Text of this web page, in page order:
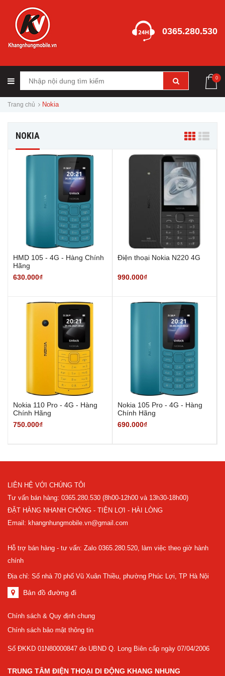
0365.280.530
0
Trang chủ Nokia
NOKIA
HMD 105 - 4G - Hàng Chính
Hãng
630.000₫
Điện thoại Nokia N220 4G
990.000₫
Nokia 110 Pro - 4G - Hàng
Chính Hãng
750.000₫
Nokia 105 Pro - 4G - Hàng
Chính Hãng
690.000₫
LIÊN HỆ VỚI CHÚNG TÔI
Tư vấn bán hàng: 0365.280.530 (8h00-12h00 và 13h30-18h00)
ĐẶT HÀNG NHANH CHÓNG - TIỆN LỢI - HÀI LÒNG
Email: khangnhungmobile.vn@gmail.com
Hỗ trợ bán hàng - tư vấn: Zalo 0365.280.520, làm việc theo giờ hành
chính
Địa chỉ: Số nhà 70 phố Vũ Xuân Thiều, phường Phúc Lợi, TP Hà Nội
Bản đồ đường đi
Chính sách & Quy định chung
Chính sách bảo mật thông tin
Số ĐKKD 01N80000847 do UBND Q. Long Biên cấp ngày 07/04/2006
TRUNG TÂM ĐIỆN THOẠI DI ĐỘNG KHANG NHUNG